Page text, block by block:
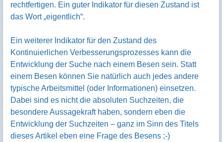
rechtfertigen. Ein guter Indikator für diesen Zustand ist
das Wort „eigentlich“.
Ein weiterer Indikator für den Zustand des
Kontinuierlichen Verbesserungsprozesses kann die
Entwicklung der Suche nach einem Besen sein. Statt
einem Besen können Sie natürlich auch jedes andere
typische Arbeitsmittel (oder Informationen) einsetzen.
Dabei sind es nicht die absoluten Suchzeiten, die
besondere Aussagekraft haben, sondern eben die
Entwicklung der Suchzeiten – ganz im Sinn des Titels
dieses Artikel eben eine Frage des Besens ;-)